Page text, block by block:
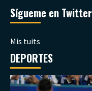
Sígueme en Twitter
Mis tuits
DEPORTES